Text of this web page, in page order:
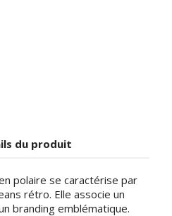
du produit
polaire se caractérise par
rétro. Elle associe un
branding emblématique.